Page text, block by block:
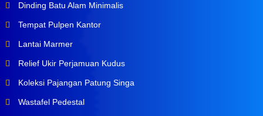
Dinding Batu Alam Minimalis
Tempat Pulpen Kantor
Lantai Marmer
Relief Ukir Perjamuan Kudus
Koleksi Pajangan Patung Singa
Wastafel Pedestal